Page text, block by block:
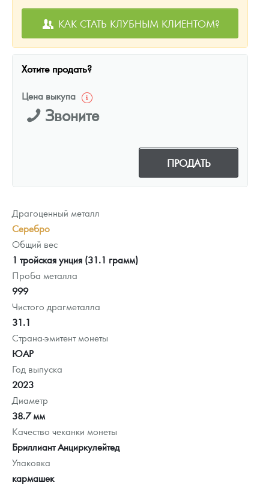
КАК СТАТЬ КЛУБНЫМ КЛИЕНТОМ?
Хотите продать?
Цена выкупа
Звоните
ПРОДАТЬ
Драгоценный металл
Серебро
Общий вес
1 тройская унция (31.1 грамм)
Проба металла
999
Чистого драгметалла
31.1
Страна-эмитент монеты
ЮАР
Год выпуска
2023
Диаметр
38.7 мм
Качество чеканки монеты
Бриллиант Анциркулейтед
Упаковка
кармашек